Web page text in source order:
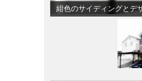
紺色のサイディングとデ